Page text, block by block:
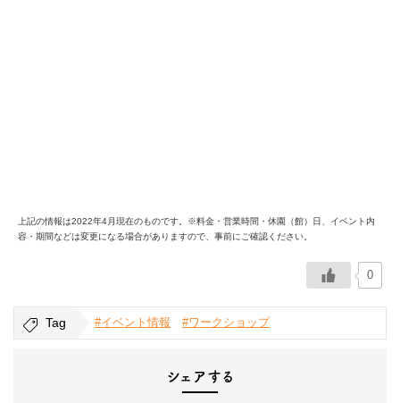
上記の情報は2022年4月現在のものです。※料金・営業時間・休園（館）日、イベント内
容・期間などは変更になる場合がありますので、事前にご確認ください。
0
Tag #イベント情報 #ワークショップ
シェアする